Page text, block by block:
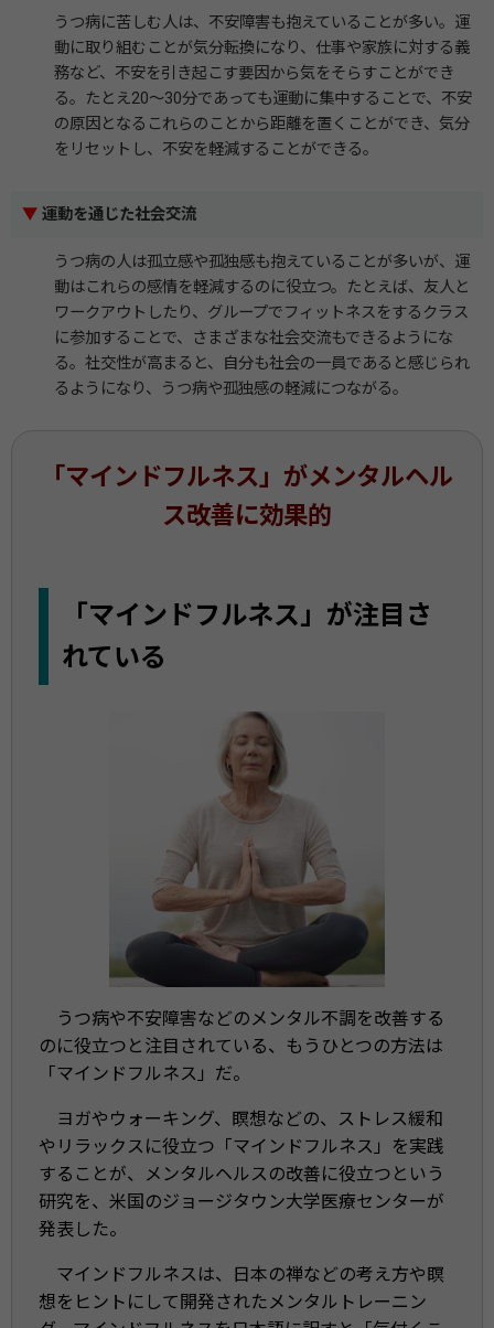
うつ病に苦しむ人は、不安障害も抱えていることが多い。運
動に取り組むことが気分転換になり、仕事や家族に対する義
務など、不安を引き起こす要因から気をそらすことができ
る。たとえ20～30分であっても運動に集中することで、不安
の原因となるこれらのことから距離を置くことができ、気分
をリセットし、不安を軽減することができる。
▼ 運動を通じた社会交流
うつ病の人は孤立感や孤独感も抱えていることが多いが、運
動はこれらの感情を軽減するのに役立つ。たとえば、友人と
ワークアウトしたり、グループでフィットネスをするクラス
に参加することで、さまざまな社会交流もできるようにな
る。社交性が高まると、自分も社会の一員であると感じられ
るようになり、うつ病や孤独感の軽減につながる。
「マインドフルネス」がメンタルヘル
ス改善に効果的
「マインドフルネス」が注目さ
れている
うつ病や不安障害などのメンタル不調を改善する
のに役立つと注目されている、もうひとつの方法は
「マインドフルネス」だ。
ヨガやウォーキング、瞑想などの、ストレス緩和
やリラックスに役立つ「マインドフルネス」を実践
することが、メンタルヘルスの改善に役立つという
研究を、米国のジョージタウン大学医療センターが
発表した。
マインドフルネスは、日本の禅などの考え方や瞑
想をヒントにして開発されたメンタルトレーニン